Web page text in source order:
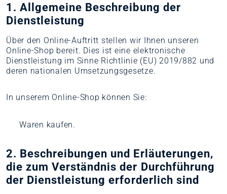
1. Allgemeine Beschreibung der
Dienstleistung
Über den Online-Auftritt stellen wir Ihnen unseren
Online-Shop bereit. Dies ist eine elektronische
Dienstleistung im Sinne Richtlinie (EU) 2019/882 und
deren nationalen Umsetzungsgesetze.
In unserem Online-Shop können Sie:
Waren kaufen.
2. Beschreibungen und Erläuterungen,
die zum Verständnis der Durchführung
der Dienstleistung erforderlich sind